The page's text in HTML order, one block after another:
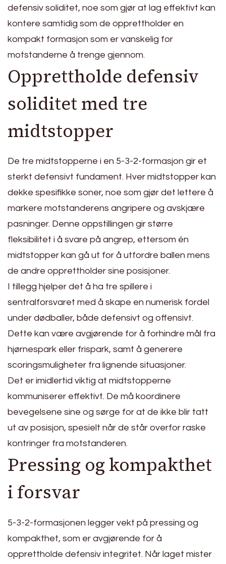
defensiv soliditet, noe som gjør at lag effektivt kan
kontere samtidig som de opprettholder en
kompakt formasjon som er vanskelig for
motstanderne å trenge gjennom.
Opprettholde defensiv
soliditet med tre
midtstopper
De tre midtstopperne i en 5-3-2-formasjon gir et
sterkt defensivt fundament. Hver midtstopper kan
dekke spesifikke soner, noe som gjør det lettere å
markere motstanderens angripere og avskjære
pasninger. Denne oppstillingen gir større
fleksibilitet i å svare på angrep, ettersom én
midtstopper kan gå ut for å utfordre ballen mens
de andre opprettholder sine posisjoner.
I tillegg hjelper det å ha tre spillere i
sentralforsvaret med å skape en numerisk fordel
under dødballer, både defensivt og offensivt.
Dette kan være avgjørende for å forhindre mål fra
hjørnespark eller frispark, samt å generere
scoringsmuligheter fra lignende situasjoner.
Det er imidlertid viktig at midtstopperne
kommuniserer effektivt. De må koordinere
bevegelsene sine og sørge for at de ikke blir tatt
ut av posisjon, spesielt når de står overfor raske
kontringer fra motstanderen.
Pressing og kompakthet
i forsvar
5-3-2-formasjonen legger vekt på pressing og
kompakthet, som er avgjørende for å
opprettholde defensiv integritet. Når laget mister